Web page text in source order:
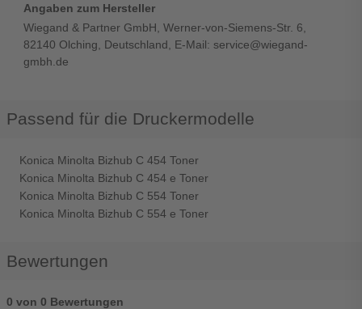
Angaben zum Hersteller
Wiegand & Partner GmbH, Werner-von-Siemens-Str. 6,
82140 Olching, Deutschland, E-Mail: service@wiegand-
gmbh.de
Passend für die Druckermodelle
Konica Minolta Bizhub C 454 Toner
Konica Minolta Bizhub C 454 e Toner
Konica Minolta Bizhub C 554 Toner
Konica Minolta Bizhub C 554 e Toner
Bewertungen
0 von 0 Bewertungen